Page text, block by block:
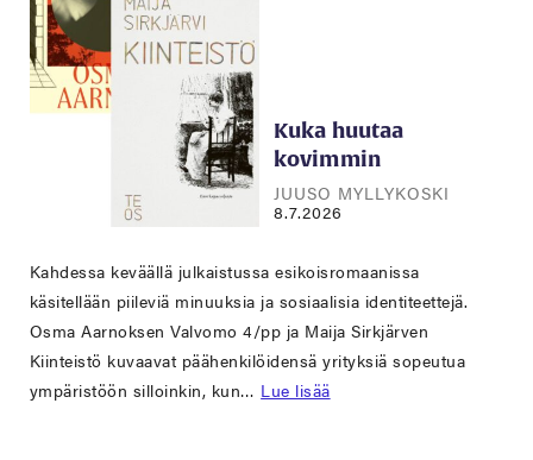
Kuka huutaa
kovimmin
JUUSO MYLLYKOSKI
8.7.2026
Kahdessa keväällä julkaistussa esikoisromaanissa
käsitellään piileviä minuuksia ja sosiaalisia identiteettejä.
Osma Aarnoksen Valvomo 4/pp ja Maija Sirkjärven
Kiinteistö kuvaavat päähenkilöidensä yrityksiä sopeutua
ympäristöön silloinkin, kun… Lue lisää